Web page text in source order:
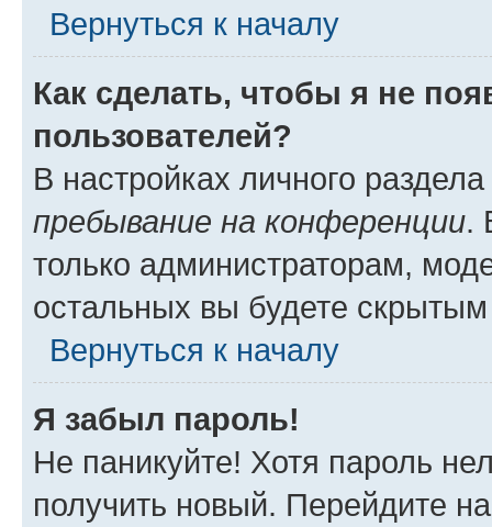
Вернуться к началу
Как сделать, чтобы я не
пользователей?
В настройках личного
пребывание на конференции.
только администраторам,
остальных вы будете
Вернуться к началу
Я забыл пароль!
Не паникуйте! Хотя пароль
получить новый. Перейдите